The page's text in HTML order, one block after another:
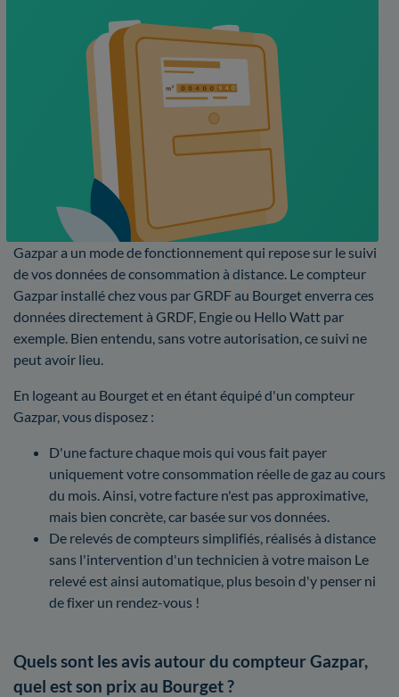
Gazpar a un mode de fonctionnement qui repose sur le suivi
de vos données de consommation à distance. Le compteur
Gazpar installé chez vous par GRDF au Bourget enverra ces
données directement à GRDF, Engie ou Hello Watt par
exemple. Bien entendu, sans votre autorisation, ce suivi ne
peut avoir lieu.
En logeant au Bourget et en étant équipé d'un compteur
Gazpar, vous disposez :
D'une facture chaque mois qui vous fait payer
uniquement votre consommation réelle de gaz au cours
du mois. Ainsi, votre facture n'est pas approximative,
mais bien concrète, car basée sur vos données.
De relevés de compteurs simplifiés, réalisés à distance
sans l'intervention d'un technicien à votre maison Le
relevé est ainsi automatique, plus besoin d'y penser ni
de fixer un rendez-vous !
Quels sont les avis autour du compteur Gazpar,
quel est son prix au Bourget ?